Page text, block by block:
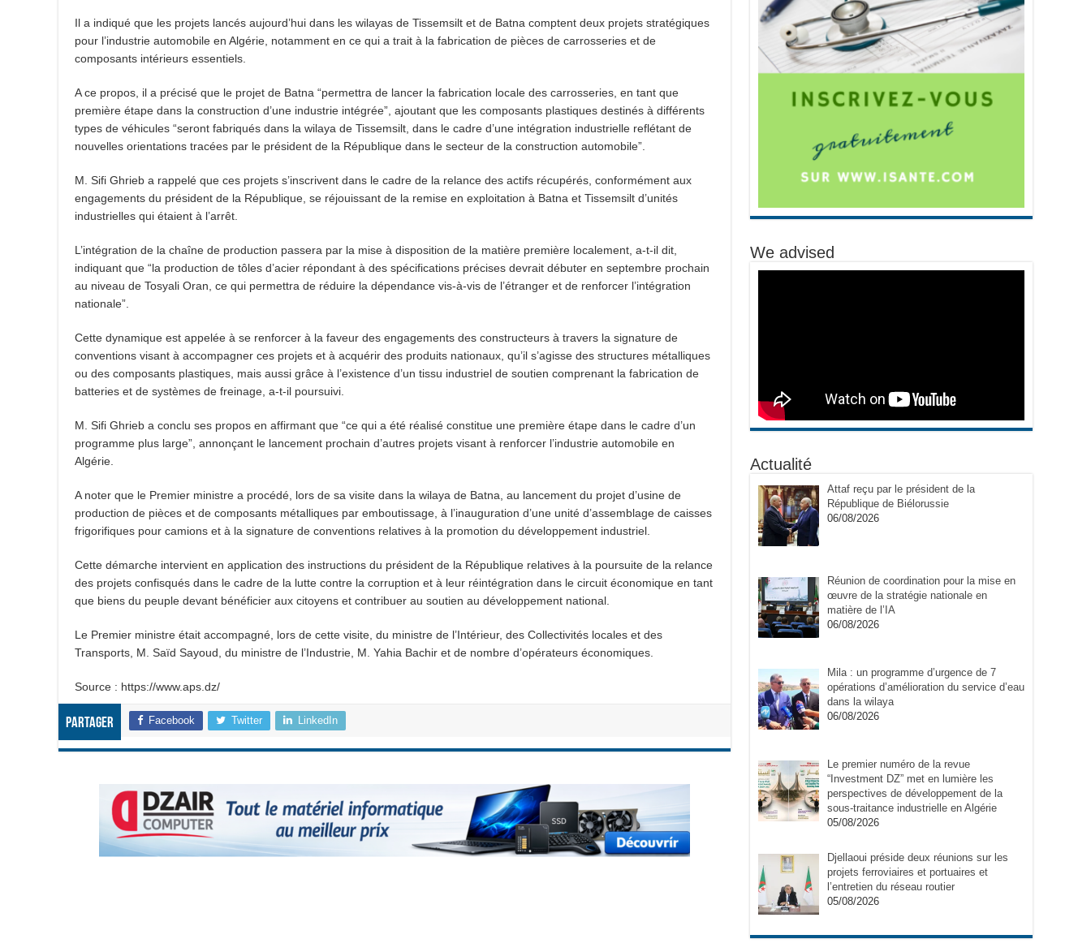
Il a indiqué que les projets lancés aujourd’hui dans les wilayas de Tissemsilt et de Batna comptent deux projets stratégiques
pour l’industrie automobile en Algérie, notamment en ce qui a trait à la fabrication de pièces de carrosseries et de
composants intérieurs essentiels.
A ce propos, il a précisé que le projet de Batna “permettra de lancer la fabrication locale des carrosseries, en tant que
première étape dans la construction d’une industrie intégrée”, ajoutant que les composants plastiques destinés à différents
types de véhicules “seront fabriqués dans la wilaya de Tissemsilt, dans le cadre d’une intégration industrielle reflétant de
nouvelles orientations tracées par le président de la République dans le secteur de la construction automobile”.
M. Sifi Ghrieb a rappelé que ces projets s’inscrivent dans le cadre de la relance des actifs récupérés, conformément aux
engagements du président de la République, se réjouissant de la remise en exploitation à Batna et Tissemsilt d’unités
industrielles qui étaient à l’arrêt.
L’intégration de la chaîne de production passera par la mise à disposition de la matière première localement, a-t-il dit,
indiquant que “la production de tôles d’acier répondant à des spécifications précises devrait débuter en septembre prochain
au niveau de Tosyali Oran, ce qui permettra de réduire la dépendance vis-à-vis de l’étranger et de renforcer l’intégration
nationale”.
Cette dynamique est appelée à se renforcer à la faveur des engagements des constructeurs à travers la signature de
conventions visant à accompagner ces projets et à acquérir des produits nationaux, qu’il s’agisse des structures métalliques
ou des composants plastiques, mais aussi grâce à l’existence d’un tissu industriel de soutien comprenant la fabrication de
batteries et de systèmes de freinage, a-t-il poursuivi.
M. Sifi Ghrieb a conclu ses propos en affirmant que “ce qui a été réalisé constitue une première étape dans le cadre d’un
programme plus large”, annonçant le lancement prochain d’autres projets visant à renforcer l’industrie automobile en
Algérie.
A noter que le Premier ministre a procédé, lors de sa visite dans la wilaya de Batna, au lancement du projet d’usine de
production de pièces et de composants métalliques par emboutissage, à l’inauguration d’une unité d’assemblage de caisses
frigorifiques pour camions et à la signature de conventions relatives à la promotion du développement industriel.
Cette démarche intervient en application des instructions du président de la République relatives à la poursuite de la relance
des projets confisqués dans le cadre de la lutte contre la corruption et à leur réintégration dans le circuit économique en tant
que biens du peuple devant bénéficier aux citoyens et contribuer au soutien au développement national.
Le Premier ministre était accompagné, lors de cette visite, du ministre de l’Intérieur, des Collectivités locales et des
Transports, M. Saïd Sayoud, du ministre de l’Industrie, M. Yahia Bachir et de nombre d’opérateurs économiques.
Source : https://www.aps.dz/
Partager Facebook Twitter LinkedIn
We advised
Actualité
Attaf reçu par le président de la
République de Biélorussie
06/08/2026
Réunion de coordination pour la mise en
œuvre de la stratégie nationale en
matière de l’IA
06/08/2026
Mila : un programme d’urgence de 7
opérations d’amélioration du service d’eau
dans la wilaya
06/08/2026
Le premier numéro de la revue
“Investment DZ” met en lumière les
perspectives de développement de la
sous-traitance industrielle en Algérie
05/08/2026
Djellaoui préside deux réunions sur les
projets ferroviaires et portuaires et
l’entretien du réseau routier
05/08/2026